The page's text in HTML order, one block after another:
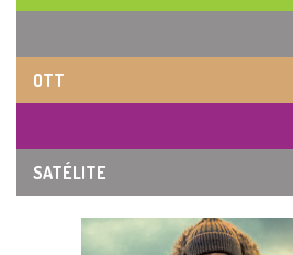
OTT
SATÉLITE